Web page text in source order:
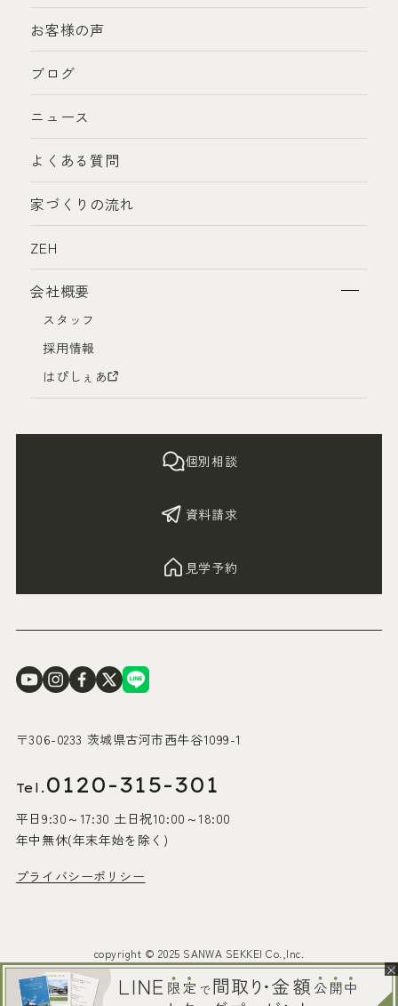
×
〒306-0233 茨城県古河市西牛谷1099-1
Tel. 0120-315-301
平日9:30～17:30 土日祝10:00～18:00
年中無休(年末年始を除く)
プライバシーポリシー
個別相談
資料請求
見学予約
お客様の声
ブログ
ニュース
よくある質問
家づくりの流れ
ZEH
会社概要
スタッフ
採用情報
はぴしぇあ
copyright © 2025 SANWA SEKKEI Co.,Inc.